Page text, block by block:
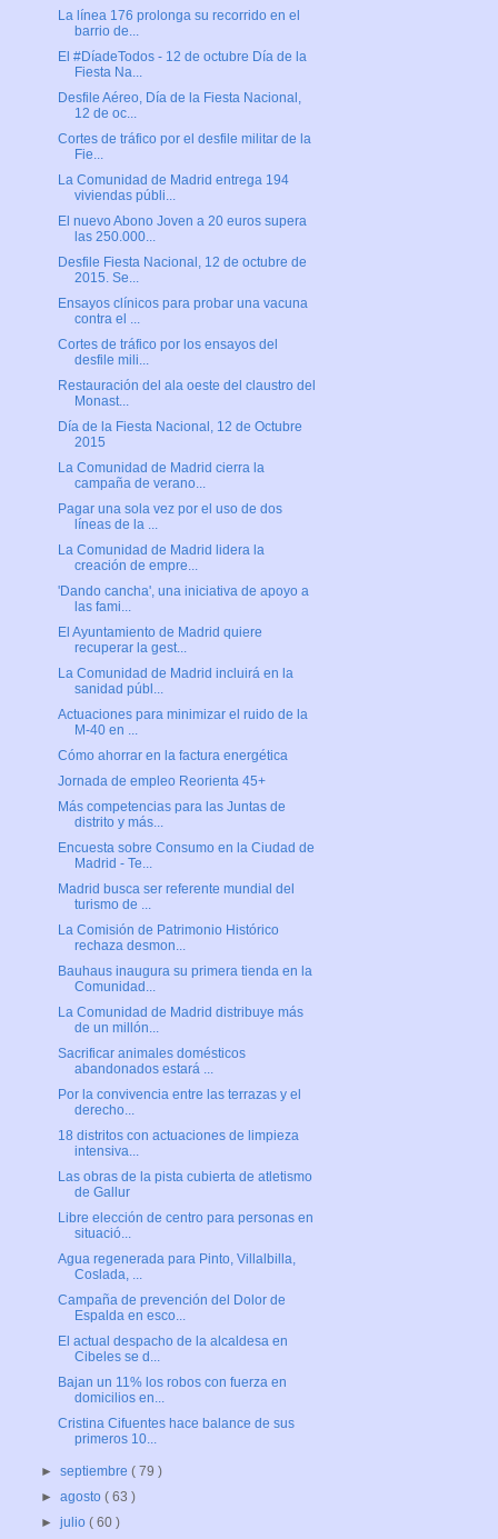
La línea 176 prolonga su recorrido en el
barrio de...
El #DíadeTodos - 12 de octubre Día de la
Fiesta Na...
Desfile Aéreo, Día de la Fiesta Nacional,
12 de oc...
Cortes de tráfico por el desfile militar de la
Fie...
La Comunidad de Madrid entrega 194
viviendas públi...
El nuevo Abono Joven a 20 euros supera
las 250.000...
Desfile Fiesta Nacional, 12 de octubre de
2015. Se...
Ensayos clínicos para probar una vacuna
contra el ...
Cortes de tráfico por los ensayos del
desfile mili...
Restauración del ala oeste del claustro del
Monast...
Día de la Fiesta Nacional, 12 de Octubre
2015
La Comunidad de Madrid cierra la
campaña de verano...
Pagar una sola vez por el uso de dos
líneas de la ...
La Comunidad de Madrid lidera la
creación de empre...
'Dando cancha', una iniciativa de apoyo a
las fami...
El Ayuntamiento de Madrid quiere
recuperar la gest...
La Comunidad de Madrid incluirá en la
sanidad públ...
Actuaciones para minimizar el ruido de la
M-40 en ...
Cómo ahorrar en la factura energética
Jornada de empleo Reorienta 45+
Más competencias para las Juntas de
distrito y más...
Encuesta sobre Consumo en la Ciudad de
Madrid - Te...
Madrid busca ser referente mundial del
turismo de ...
La Comisión de Patrimonio Histórico
rechaza desmon...
Bauhaus inaugura su primera tienda en la
Comunidad...
La Comunidad de Madrid distribuye más
de un millón...
Sacrificar animales domésticos
abandonados estará ...
Por la convivencia entre las terrazas y el
derecho...
18 distritos con actuaciones de limpieza
intensiva...
Las obras de la pista cubierta de atletismo
de Gallur
Libre elección de centro para personas en
situació...
Agua regenerada para Pinto, Villalbilla,
Coslada, ...
Campaña de prevención del Dolor de
Espalda en esco...
El actual despacho de la alcaldesa en
Cibeles se d...
Bajan un 11% los robos con fuerza en
domicilios en...
Cristina Cifuentes hace balance de sus
primeros 10...
►septiembre( 79 )
►agosto( 63 )
►julio( 60 )